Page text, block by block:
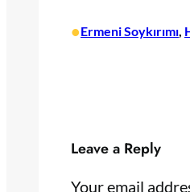
•Ermeni Soykırımı,
Leave a Reply
Your email